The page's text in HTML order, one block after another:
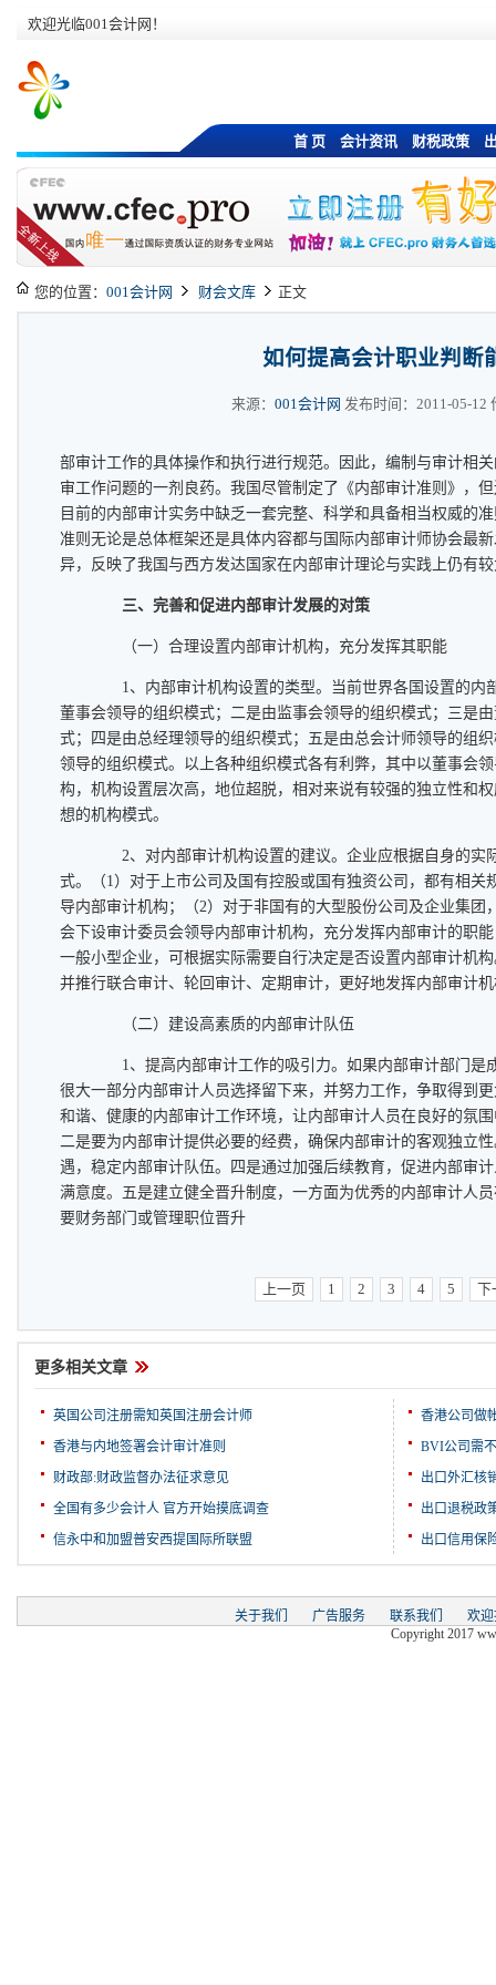
欢迎光临001会计网！
首 页 会计资讯 财税政策
您的位置： 001会计网 财会文库 正文
如何提高会计职业判断
来源： 001会计网 发布时间：2011-05-12
部审计工作的具体操作和执行进行规范。因此，编制与审计相
审工作问题的一剂良药。我国尽管制定了《内部审计准则》，
目前的内部审计实务中缺乏一套完整、科学和具备相当权威的
准则无论是总体框架还是具体内容都与国际内部审计师协会最
异，反映了我国与西方发达国家在内部审计理论与实践上仍有
三、完善和促进内部审计发展的对策
（一）合理设置内部审计机构，充分发挥其职能
1、内部审计机构设置的类型。当前世界各国设置的内
董事会领导的组织模式；二是由监事会领导的组织模式；三是
式；四是由总经理领导的组织模式；五是由总会计师领导的组
领导的组织模式。以上各种组织模式各有利弊，其中以董事会
构，机构设置层次高，地位超脱，相对来说有较强的独立性和
想的机构模式。
2、对内部审计机构设置的建议。企业应根据自身的实
式。（1）对于上市公司及国有控股或国有独资公司，都有相关
导内部审计机构；（2）对于非国有的大型股份公司及企业集团
会下设审计委员会领导内部审计机构，充分发挥内部审计的职
一般小型企业，可根据实际需要自行决定是否设置内部审计机
并推行联合审计、轮回审计、定期审计，更好地发挥内部审计
（二）建设高素质的内部审计队伍
1、提高内部审计工作的吸引力。如果内部审计部门是
很大一部分内部审计人员选择留下来，并努力工作，争取得到
和谐、健康的内部审计工作环境，让内部审计人员在良好的氛
二是要为内部审计提供必要的经费，确保内部审计的客观独立
遇，稳定内部审计队伍。四是通过加强后续教育，促进内部审
满意度。五是建立健全晋升制度，一方面为优秀的内部审计人
要财务部门或管理职位晋升
上一页 1 2 3 4 5 下
更多相关文章
英国公司注册需知英国注册会计师
香港与内地签署会计审计准则
财政部:财政监督办法征求意见
全国有多少会计人 官方开始摸底调查
信永中和加盟普安西提国际所联盟
香港公司做
BVI公司需
出口外汇核
出口退税政
出口信用保
关于我们 广告服务 联系我们
欢
Copyright 2017